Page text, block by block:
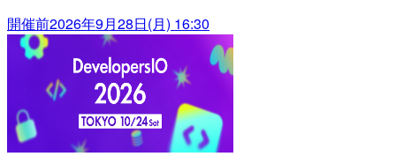
開催前2026年9月28日(月) 16:30